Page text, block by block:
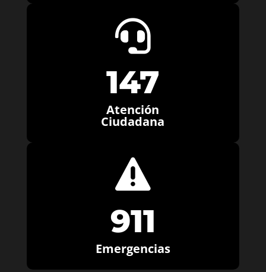

147
Atención
Ciudadana

911
Emergencias